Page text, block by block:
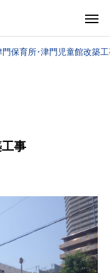
門保育所･津門児童館改築
事